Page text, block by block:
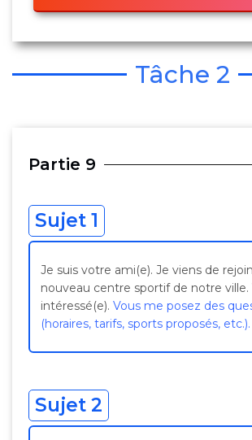
Tâche 2
Partie 9
Sujet 1
Je suis votre ami(e). Je viens de
nouveau centre sportif de notre ville.
intéressé(e). Vous me posez des
(horaires, tarifs, sports proposés, etc.).
Sujet 2